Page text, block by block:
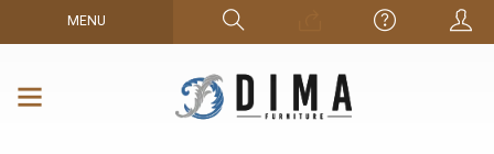
MENU